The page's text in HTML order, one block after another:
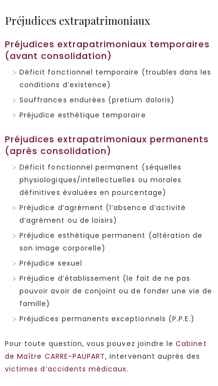
Préjudices extrapatrimoniaux
Préjudices extrapatrimoniaux temporaires
(avant consolidation)
Déficit fonctionnel temporaire (troubles dans les
conditions d’existence)
Souffrances endurées (pretium doloris)
Préjudice esthétique temporaire
Préjudices extrapatrimoniaux permanents
(après consolidation)
Déficit fonctionnel permanent (séquelles
physiologiques/intellectuelles ou morales
définitives évaluées en pourcentage)
Préjudice d’agrément (l’absence d’activité
d’agrément ou de loisirs)
Préjudice esthétique permanent (altération de
son image corporelle)
Préjudice sexuel
Préjudice d’établissement (le fait de ne pas
pouvoir avoir de conjoint ou de fonder une vie de
famille)
Préjudices permanents exceptionnels (P.P.E.)
Pour toute question, vous pouvez joindre leCabinet
de Maître CARRE-PAUPART, intervenant auprès des
victimes d’accidents médicaux.